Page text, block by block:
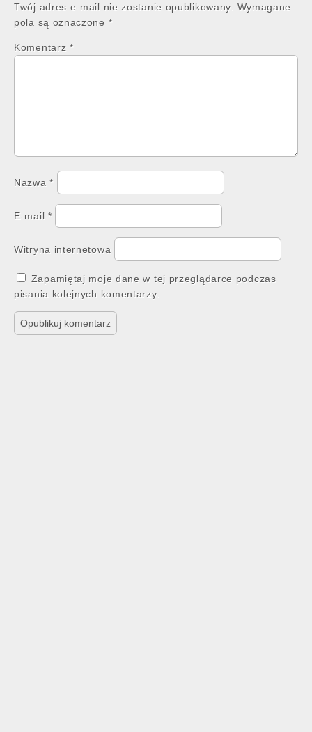
Twój adres e-mail nie zostanie opublikowany.
Wymagane
pola są oznaczone *
Komentarz *
Nazwa*
E-mail *
Witryna internetowa
Zapamiętaj moje dane w tej przeglądarce podczas
pisania kolejnych komentarzy.